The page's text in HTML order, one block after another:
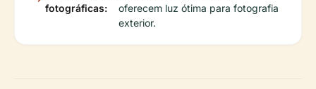
fotográficas:
oferecem luz ótima para fotografia
exterior.